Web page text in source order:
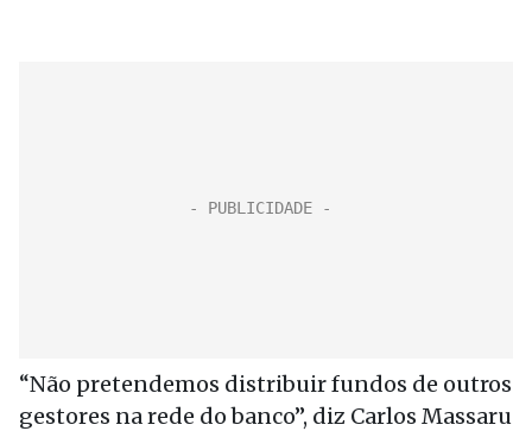
“Não pretendemos distribuir fundos de outros
gestores na rede do banco”, diz Carlos Massaru